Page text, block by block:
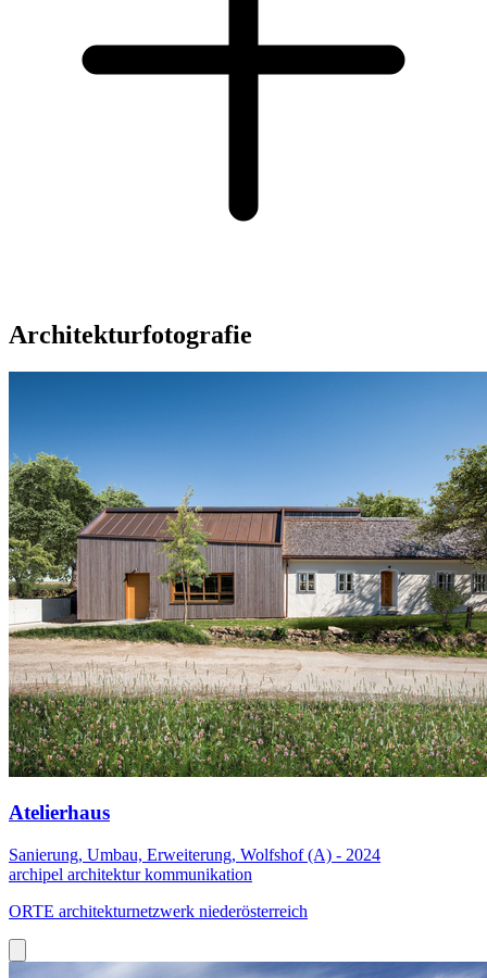
Architekturfotografie
Atelierhaus
Sanierung, Umbau, Erweiterung, Wolfshof (A) - 2024
archipel architektur kommunikation
ORTE architekturnetzwerk niederösterreich